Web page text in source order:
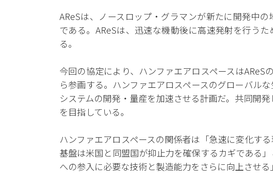
AReSは、ノースロップ・グラマンが新たに開発中
である。AReSは、迅速な機動後に高速発射を行う
る。
今回の協定により、ハンファエアロスペースはAReS
ら参画する。ハンファエアロスペースのグローバル
システムの開発・量産を加速させる計画だ。共同開
を目指している。
ハンファエアロスペースの関係者は「急速に変化す
基盤は米国と同盟国が抑止力を確保するカギである
への参入に必要な技術と製造能力をさらに向上させる